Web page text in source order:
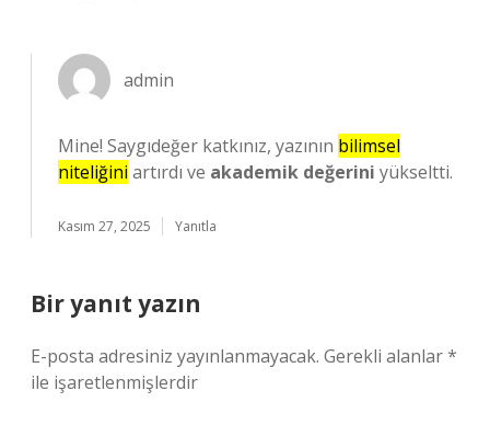
admin
Mine! Saygıdeğer katkınız, yazının bilimsel
niteliğini artırdı ve akademik değerini yükseltti.
Kasım 27, 2025 Yanıtla
Bir yanıt yazın
E-posta adresiniz yayınlanmayacak. Gerekli alanlar*
ile işaretlenmişlerdir